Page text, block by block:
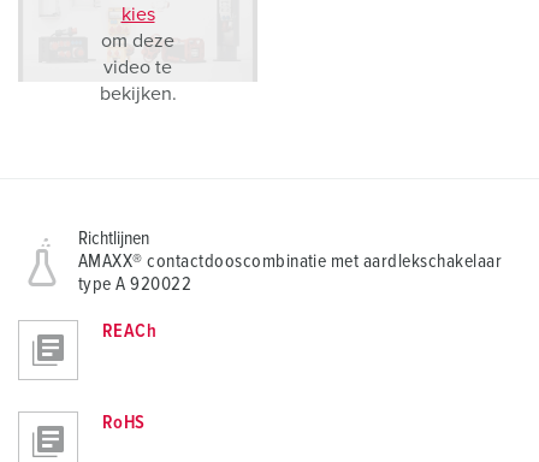
kies
om deze
video te
bekijken.
Richtlijnen
AMAXX® contactdooscombinatie met aardlekschakelaar
type A 920022
REACh
RoHS